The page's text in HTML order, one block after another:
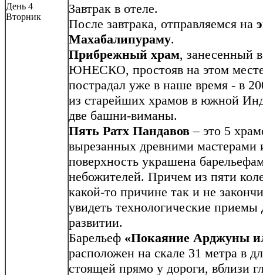
День 4
Вторник
Завтрак в отеле.
После завтрака, отправляемся на
Махабалипураму.
Прибрежный храм, занесенный
ЮНЕСКО, простояв на этом
пострадал уже в наше время - в
из старейших храмов в южной
две башни-виманы.
Пять Ратх Пандавов – это 5
вырезанных древними мастерами
поверхность украшена
небожителей. Причем из пяти
какой-то причине так и не
увидеть технологические приемы
развитии.
Барельеф «Покаяние Арджуны
расположен на скале 31 метра в
стоящей прямо у дороги, вблизи